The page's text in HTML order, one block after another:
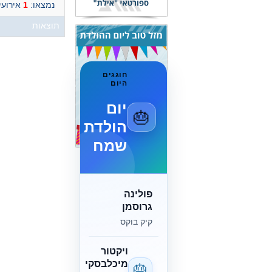
🎂
חוגגים
היום
יום
הולדת
שמח
פולינה
גרוסמן
קיק בוקס
ויקטור
מיכלבסקי
נמצאו: 1
תוצאות